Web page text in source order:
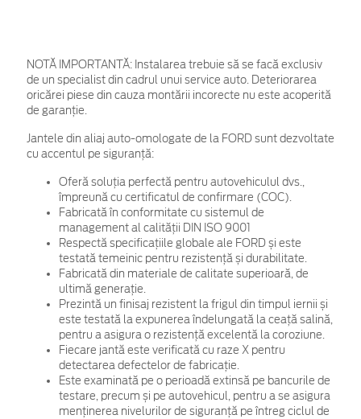
NOTĂ IMPORTANTĂ: Instalarea trebuie să se facă exclusiv
de un specialist din cadrul unui service auto. Deteriorarea
oricărei piese din cauza montării incorecte nu este acoperită
de garanţie.
Jantele din aliaj auto-omologate de la FORD sunt dezvoltate
cu accentul pe siguranță:
Oferă soluția perfectă pentru autovehiculul dvs.,
împreună cu certificatul de confirmare (COC).
Fabricată în conformitate cu sistemul de
management al calității DIN ISO 9001
Respectă specificațiile globale ale FORD și este
testată temeinic pentru rezistență și durabilitate.
Fabricată din materiale de calitate superioară, de
ultimă generație.
Prezintă un finisaj rezistent la frigul din timpul iernii și
este testată la expunerea îndelungată la ceață salină,
pentru a asigura o rezistență excelentă la coroziune.
Fiecare jantă este verificată cu raze X pentru
detectarea defectelor de fabricație.
Este examinată pe o perioadă extinsă pe bancurile de
testare, precum și pe autovehicul, pentru a se asigura
menținerea nivelurilor de siguranță pe întreg ciclul de